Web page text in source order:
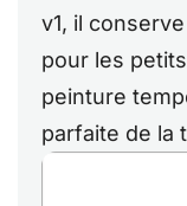
v1, il
pour les
peinture
parfaite de la